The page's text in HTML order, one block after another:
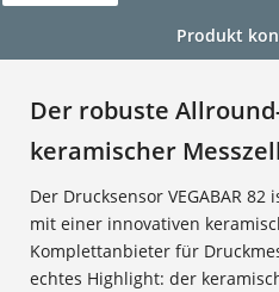
Produkt
Der robuste
keramischer
Der Drucksensor VEGABAR
mit einer innovativen
Komplettanbieter für
echtes Highlight: der